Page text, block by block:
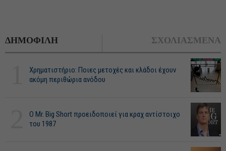
ΔΗΜΟΦΙΛΗ ΣΧΟΛΙΑΣΜΕΝΑ
Χρηματιστήριο: Ποιες μετοχές και κλάδοι έχουν
ακόμη περιθώρια ανόδου
O Mr. Big Short προειδοποιεί για κραχ αντίστοιχο
του 1987